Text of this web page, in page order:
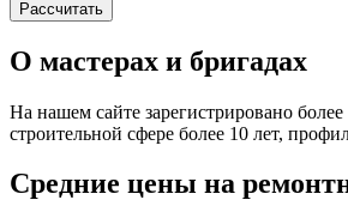
О мастерах и бригадах
На нашем сайте зарегистрировано
строительной сфере более 10 лет,
Средние цены на